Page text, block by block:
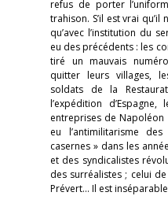
refus de porter
trahison. S’il est vrai
qu’avec l’institution du
eu des précédents : les
tiré un mauvais
quitter leurs villages,
soldats de la
l’expédition
entreprises de Napoléon
eu l’antimilitarisme
casernes » dans les
et des syndicalistes
des surréalistes ; celui
Prévert… Il est